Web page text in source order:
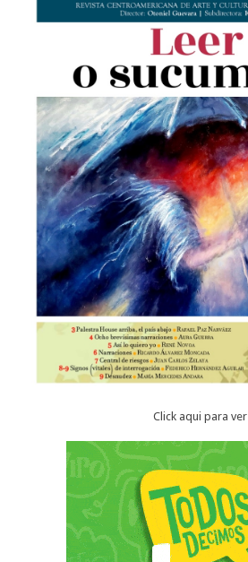
Click aqui para ver